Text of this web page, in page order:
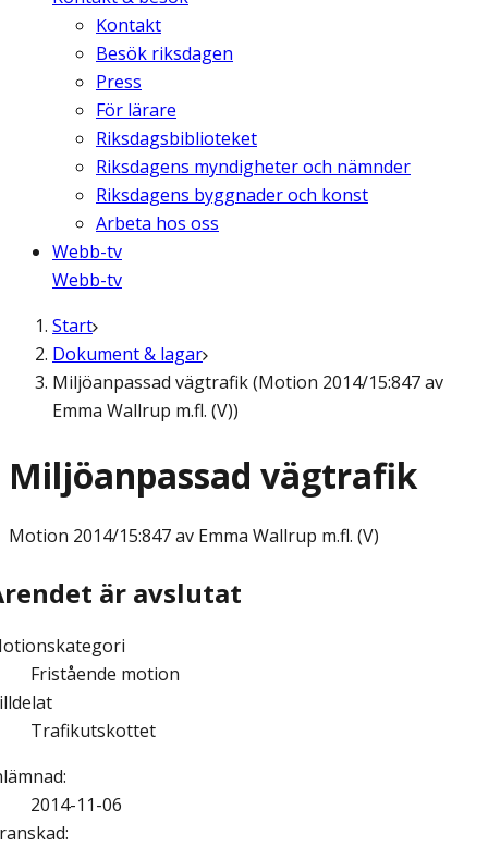
Kontakt
Besök riksdagen
Press
För lärare
Riksdagsbiblioteket
Riksdagens myndigheter och nämnder
Riksdagens byggnader och konst
Arbeta hos oss
Webb-tv
Webb-tv
Start
Dokument & lagar
Miljöanpassad vägtrafik (Motion 2014/15:847 av
Emma Wallrup m.fl. (V))
Miljöanpassad vägtrafik
Motion 2014/15:847 av Emma Wallrup m.fl. (V)
är avslutat
Fristående motion
Trafikutskottet
:
2014-11-06
: